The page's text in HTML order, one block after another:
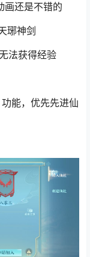
画还是不错的
琊神剑
法获得经验
能，优先先进仙